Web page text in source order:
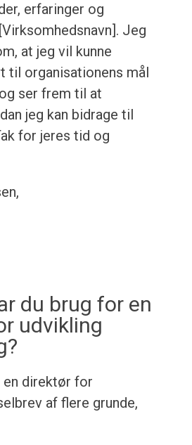
erfaringer og
Jeg
at jeg vil kunne
til organisationens mål
ser frem til at
jeg kan bidrage til
for jeres tid og
du brug for en
udvikling
en direktør for
af flere grunde,